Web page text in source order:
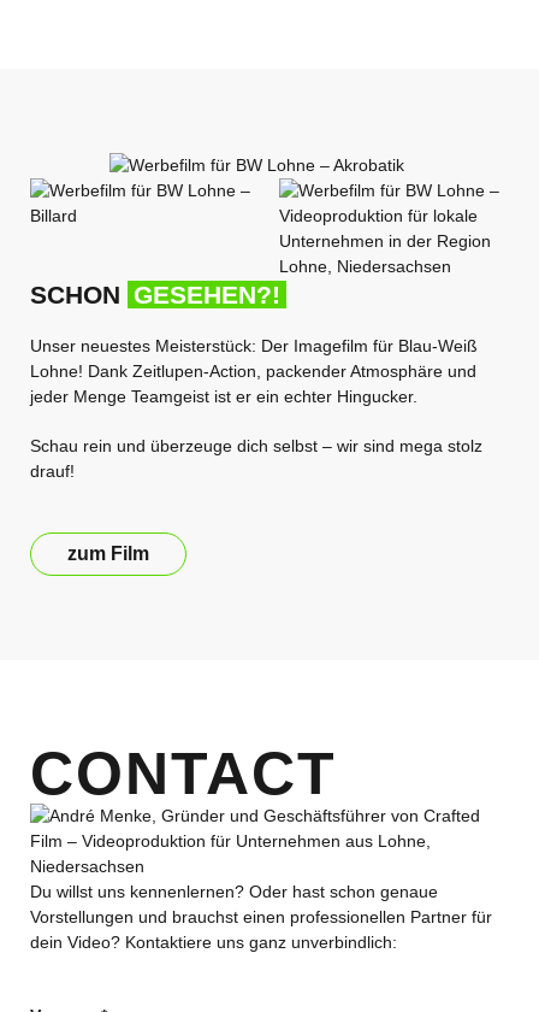
SCHON GESEHEN?!
Unser neuestes Meisterstück: Der Imagefilm für Blau-Weiß
Lohne! Dank Zeitlupen-Action, packender Atmosphäre und
jeder Menge Teamgeist ist er ein echter Hingucker.
Schau rein und überzeuge dich selbst – wir sind mega stolz
drauf!
zum Film
CONTACT
Du willst uns kennenlernen? Oder hast schon genaue
Vorstellungen und brauchst einen professionellen Partner für
dein Video? Kontaktiere uns ganz unverbindlich: